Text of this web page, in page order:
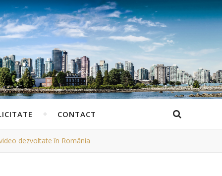
CONTACT
dezvoltate în România